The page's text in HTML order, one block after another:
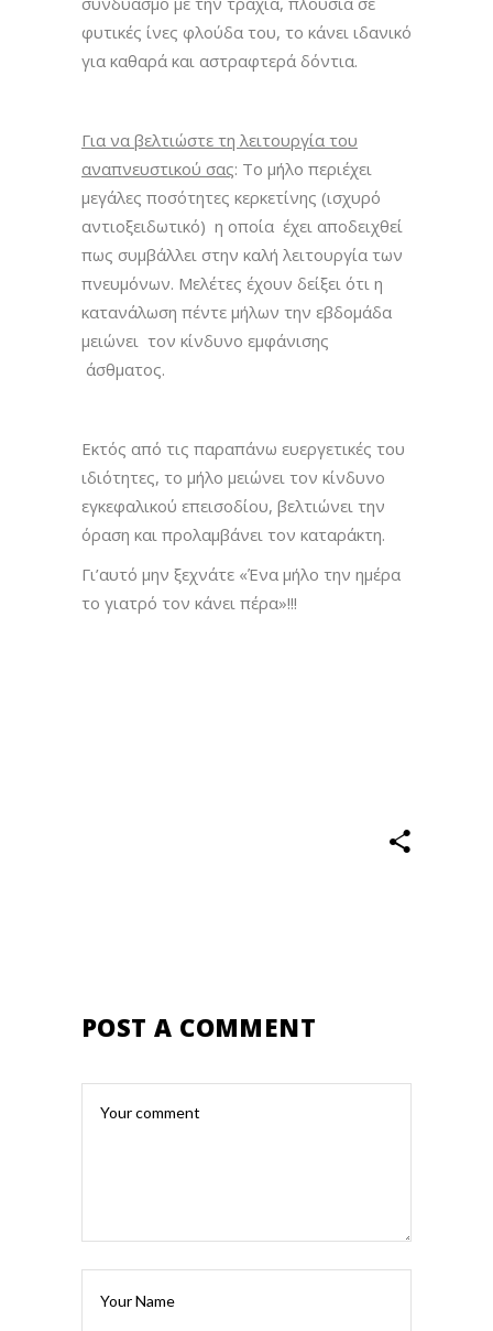
φυτικές ίνες φλούδα του, το κάνει ιδανικό
για καθαρά και αστραφτερά δόντια.
Για να βελτιώστε τη λειτουργία του
αναπνευστικού σας: Το μήλο περιέχει
μεγάλες ποσότητες κερκετίνης (ισχυρό
αντιοξειδωτικό) η οποία έχει αποδειχθεί
πως συμβάλλει στην καλή λειτουργία των
πνευμόνων. Μελέτες έχουν δείξει ότι η
κατανάλωση πέντε μήλων την εβδομάδα
μειώνει τον κίνδυνο εμφάνισης
άσθματος.
Εκτός από τις παραπάνω ευεργετικές του
ιδιότητες, το μήλο μειώνει τον κίνδυνο
εγκεφαλικού επεισοδίου, βελτιώνει την
όραση και προλαμβάνει τον καταράκτη.
Γι’αυτό μην ξεχνάτε «Ένα μήλο την ημέρα
το γιατρό τον κάνει πέρα»!!!
POST A COMMENT